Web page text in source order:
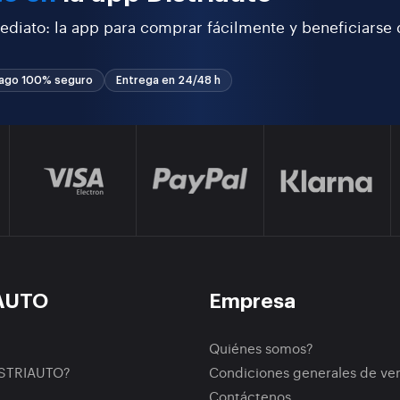
la app para comprar fácilmente y beneficiarse
100% seguro Entrega en 24/48 h
Empresa
Quiénes somos?
Condiciones generales de
Contáctenos